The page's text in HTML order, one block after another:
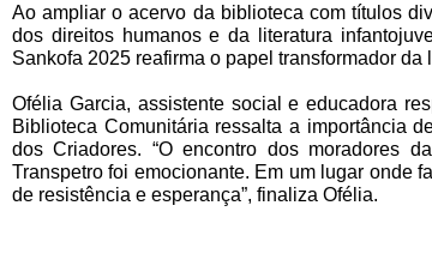
Ao ampliar o acervo da biblioteca com títulos
dos direitos humanos e da literatura
Sankofa 2025 reafirma o papel transformador da
Ofélia Garcia, assistente social e educadora
Biblioteca Comunitária ressalta a importância
dos Criadores. “O encontro dos moradores
Transpetro foi emocionante. Em um lugar onde
de resistência e esperança”, finaliza Ofélia.